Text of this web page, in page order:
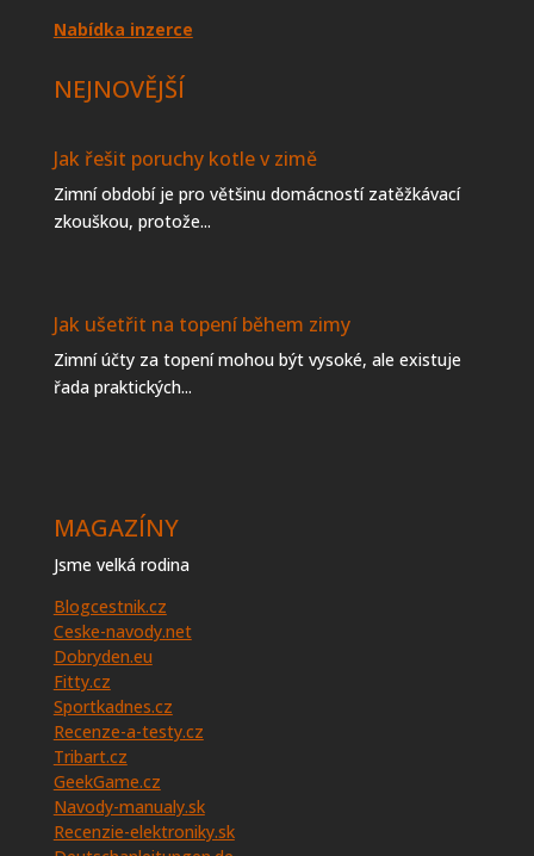
Nabídka inzerce
NEJNOVĚJŠÍ
Jak řešit poruchy kotle v zimě
Zimní období je pro většinu domácností zatěžkávací
zkouškou, protože...
Jak ušetřit na topení během zimy
Zimní účty za topení mohou být vysoké, ale existuje
řada praktických...
MAGAZÍNY
Jsme velká rodina
Blogcestnik.cz
Ceske-navody.net
Dobryden.eu
Fitty.cz
Sportkadnes.cz
Recenze-a-testy.cz
Tribart.cz
GeekGame.cz
Navody-manualy.sk
Recenzie-elektroniky.sk